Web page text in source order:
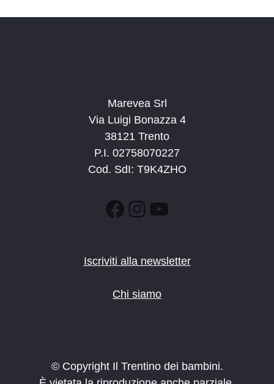
Marevea Srl
Via Luigi Bonazza 4
38121 Trento
P.I. 02758070227
Cod. SdI: T9K4ZHO
Facebook
Instagram
YouTube
Iscriviti alla newsletter
Chi siamo
© Copyright Il Trentino dei bambini.